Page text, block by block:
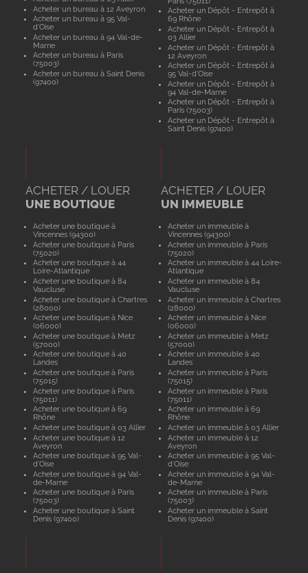
Acheter un bureau à 12 Aveyron
Acheter un bureau à 95 Val-
d'Oise
Acheter un bureau à 94 Val-de-
Marne
Acheter un bureau à Paris
(75003)
Acheter un bureau à Saint Denis
(97400)
Acheter un Dépôt - Entrepôt à
69 Rhône
Acheter un Dépôt - Entrepôt à
03 Allier
Acheter un Dépôt - Entrepôt à
12 Aveyron
Acheter un Dépôt - Entrepôt à
95 Val-d'Oise
Acheter un Dépôt - Entrepôt à
94 Val-de-Marne
Acheter un Dépôt - Entrepôt à
Paris (75003)
Acheter un Dépôt - Entrepôt à
Saint Denis (97400)
ACHETER / LOUER
UNE BOUTIQUE
Acheter une boutique à
Vincennes (94300)
Acheter une boutique à Paris
(75020)
Acheter une boutique à 44
Loire-Atlantique
Acheter une boutique à 84
Vaucluse
Acheter une boutique à Chartres
(28000)
Acheter une boutique à Nice
(06000)
Acheter une boutique à Metz
(57000)
Acheter une boutique à 40
Landes
Acheter une boutique à Paris
(75015)
Acheter une boutique à Paris
(75011)
Acheter une boutique à 69
Rhône
Acheter une boutique à 03 Allier
Acheter une boutique à 12
Aveyron
Acheter une boutique à 95 Val-
d'Oise
Acheter une boutique à 94 Val-
de-Marne
Acheter une boutique à Paris
(75003)
Acheter une boutique à Saint
Denis (97400)
ACHETER / LOUER
UN IMMEUBLE
Acheter un immeuble à
Vincennes (94300)
Acheter un immeuble à Paris
(75020)
Acheter un immeuble à 44 Loire-
Atlantique
Acheter un immeuble à 84
Vaucluse
Acheter un immeuble à Chartres
(28000)
Acheter un immeuble à Nice
(06000)
Acheter un immeuble à Metz
(57000)
Acheter un immeuble à 40
Landes
Acheter un immeuble à Paris
(75015)
Acheter un immeuble à Paris
(75011)
Acheter un immeuble à 69
Rhône
Acheter un immeuble à 03 Allier
Acheter un immeuble à 12
Aveyron
Acheter un immeuble à 95 Val-
d'Oise
Acheter un immeuble à 94 Val-
de-Marne
Acheter un immeuble à Paris
(75003)
Acheter un immeuble à Saint
Denis (97400)